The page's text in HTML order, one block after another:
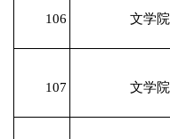
106 文学院
107 文学院